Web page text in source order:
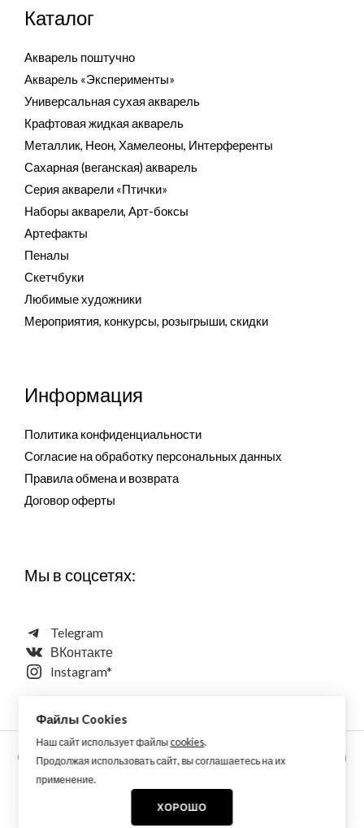
Каталог
Акварель поштучно
Акварель «Эксперименты»
Универсальная сухая акварель
Крафтовая жидкая акварель
Металлик, Неон, Хамелеоны, Интерференты
Сахарная (веганская) акварель
Серия акварели «Птички»
Наборы акварели, Арт-боксы
Артефакты
Пеналы
Скетчбуки
Любимые художники
Мероприятия, конкурсы, розыгрыши, скидки
Информация
Политика конфиденциальности
Согласие на обработку персональных данных
Правила обмена и возврата
Договор оферты
Мы в соцсетях:
Telegram
ВКонтакте
Instagram*
Copyright © 2026 Aquarellewings - уникальная акварель ручной
работы по старинным технологиям из растительных,
Файлы Cookies
Наш сайт использует файлы cookies.
Продолжая использовать сайт, вы соглашаетесь на их
применение.
ХОРОШО